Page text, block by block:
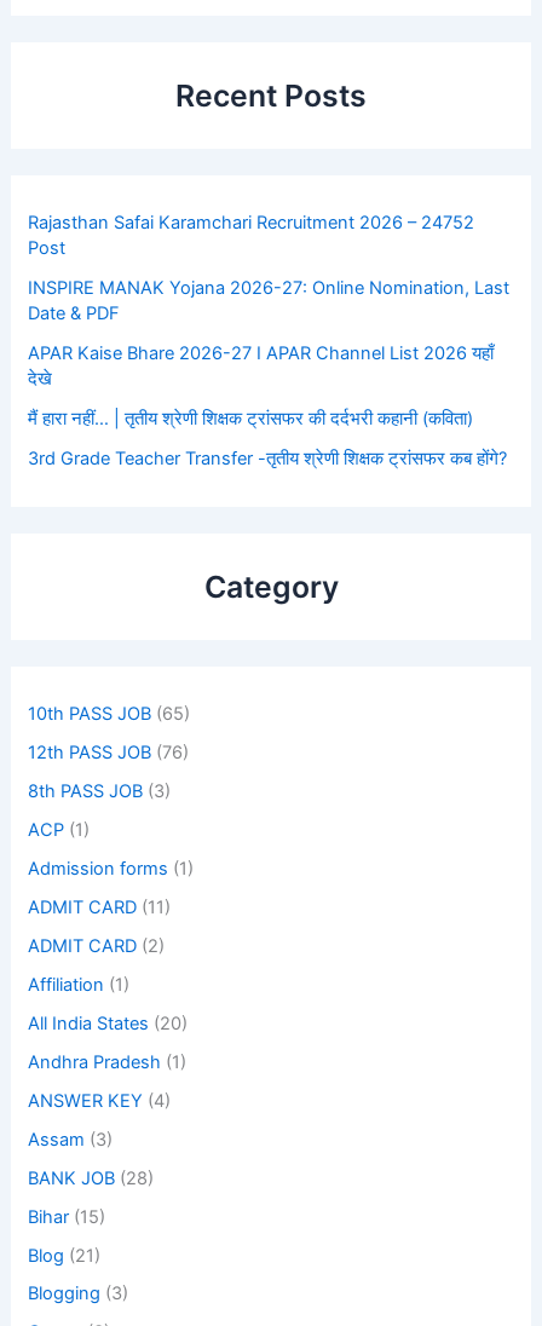
Recent Posts
Rajasthan Safai Karamchari Recruitment 2026 – 24752
Post
INSPIRE MANAK Yojana 2026-27: Online Nomination, Last
Date & PDF
APAR Kaise Bhare 2026-27 I APAR Channel List 2026 यहाँ
देखे
मैं हारा नहीं… | तृतीय श्रेणी शिक्षक ट्रांसफर की दर्दभरी कहानी (कविता)
3rd Grade Teacher Transfer -तृतीय श्रेणी शिक्षक ट्रांसफर कब होंगे?
Category
10th PASS JOB (65)
12th PASS JOB (76)
8th PASS JOB (3)
ACP (1)
Admission forms (1)
ADMIT CARD (11)
ADMIT CARD (2)
Affiliation (1)
All India States (20)
Andhra Pradesh (1)
ANSWER KEY (4)
Assam (3)
BANK JOB (28)
Bihar (15)
Blog (21)
Blogging (3)